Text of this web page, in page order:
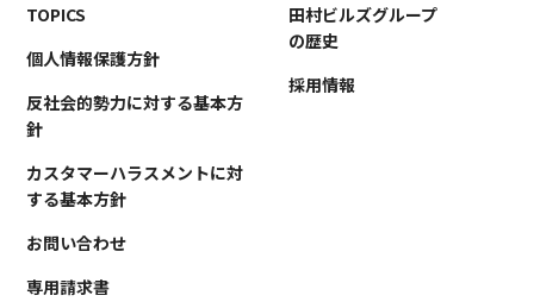
TOPICS
個人情報保護方針
反社会的勢力に対する基本方
針
カスタマーハラスメントに対
する基本方針
お問い合わせ
専用請求書
田村ビルズグループ
の歴史
採用情報